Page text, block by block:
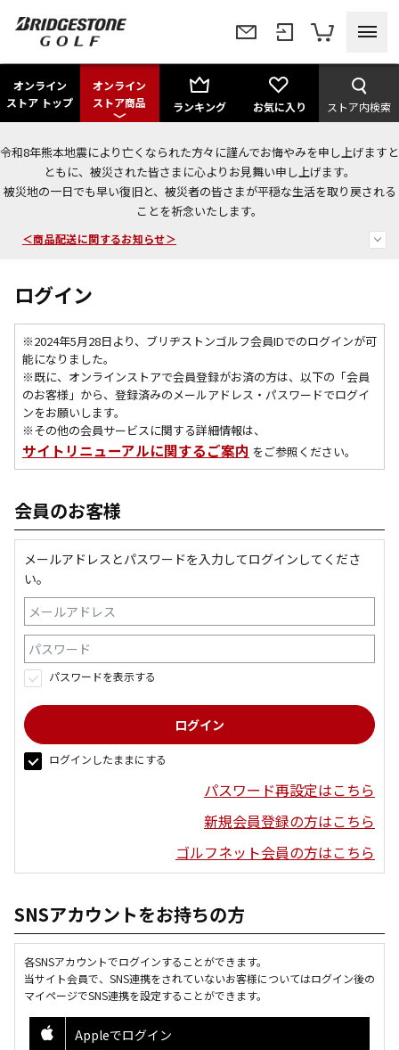
オンライン
ストア トップ
オンライン
ストア商品
ランキング お気に入り ストア内検索
令和8年熊本地震により亡くなられた方々に謹んでお悔やみを申し上げますと
ともに、被災された皆さまに心よりお見舞い申し上げます。
被災地の一日でも早い復旧と、被災者の皆さまが平穏な生活を取り戻される
ことを祈念いたします。
＜夏季休暇中のご注文・発送・お問い合わせ＞
今なら新規会員登録で1,000円OFFクーポンプレゼント！
＜商品配送に関するお知らせ＞
ログイン
※2024年5月28日より、ブリヂストンゴルフ会員IDでのログインが可
能になりました。
※既に、 オンラインストアで会員登録がお済の方は、以下の「会員
のお客様」から、登録済みのメールアドレス・パスワードでログイ
ンをお願いします。
※その他の会員サービスに関する詳細情報は、
サイトリニューアルに関するご案内 をご参照ください。
会員のお客様
メールアドレスとパスワードを入力してログインしてくださ
い。
パスワードを表示する
ログインしたままにする
パスワード再設定はこちら
新規会員登録の方はこちら
ゴルフネット会員の方はこちら
SNSアカウントをお持ちの方
各SNSアカウントでログインすることができます。
当サイト会員で、SNS連携をされていないお客様についてはログイン後の
マイページでSNS連携を設定することができます。
Appleでログイン